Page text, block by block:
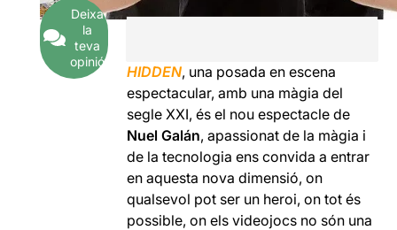
Deixa
la
teva
opinió
HIDDEN, una posada en escena
espectacular, amb una màgia del
segle XXI, és el nou espectacle de
Nuel Galán, apassionat de la màgia i
de la tecnologia ens convida a entrar
en aquesta nova dimensió, on
qualsevol pot ser un heroi, on tot és
possible, on els videojocs no són una